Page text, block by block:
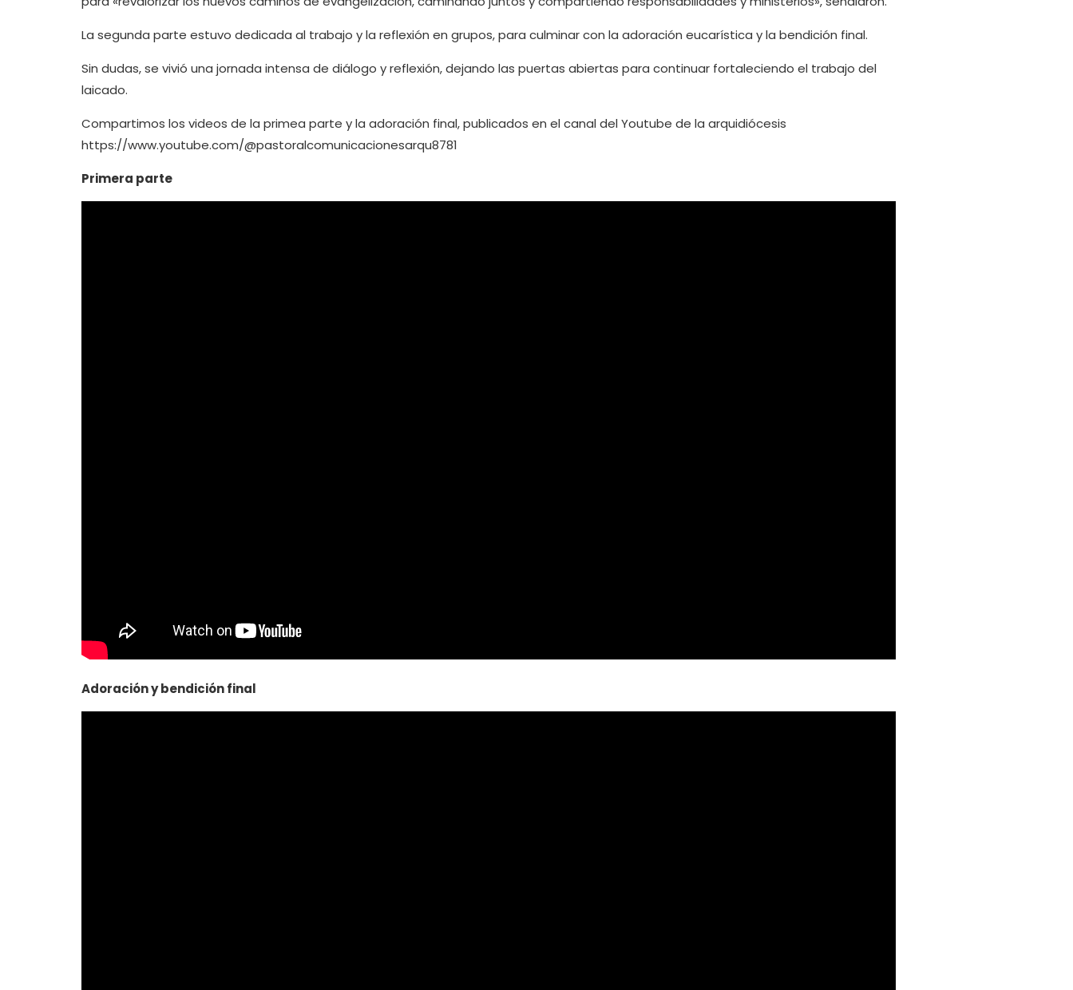
La segunda parte estuvo dedicada al trabajo y la reflexión en grupos, para culminar con la adoración eucarística y la bendición final.
Sin dudas, se vivió una jornada intensa de diálogo y reflexión, dejando las puertas abiertas para continuar fortaleciendo el trabajo del
laicado.
Compartimos los videos de la primea parte y la adoración final, publicados en el canal del Youtube de la arquidiócesis
https://www.youtube.com/@pastoralcomunicacionesarqu8781
Primera parte
Adoración y bendición final